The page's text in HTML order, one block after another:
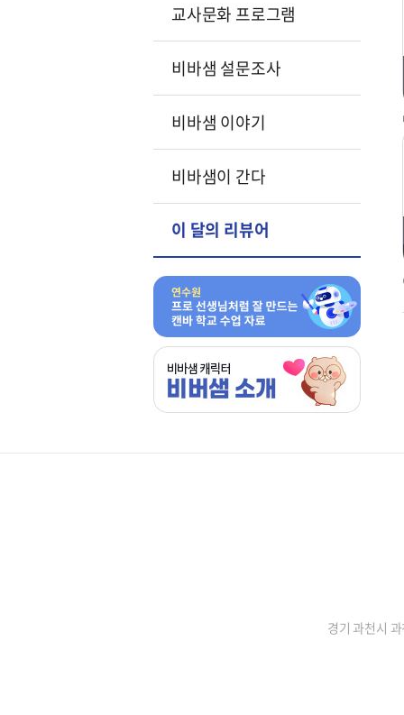
교사문화 프로그램
비바샘 설문조사
비바샘 이야기
비바샘이 간다
이 달의 리뷰어
경기 과천시